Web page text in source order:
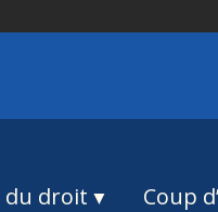
du droit Coup